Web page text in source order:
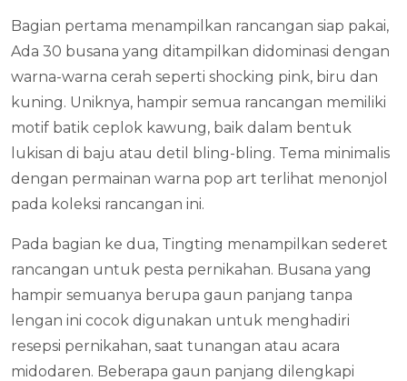
Bagian pertama menampilkan rancangan siap pakai,
Ada 30 busana yang ditampilkan didominasi dengan
warna-warna cerah seperti shocking pink, biru dan
kuning. Uniknya, hampir semua rancangan memiliki
motif batik ceplok kawung, baik dalam bentuk
lukisan di baju atau detil bling-bling. Tema minimalis
dengan permainan warna pop art terlihat menonjol
pada koleksi rancangan ini.
Pada bagian ke dua, Tingting menampilkan sederet
rancangan untuk pesta pernikahan. Busana yang
hampir semuanya berupa gaun panjang tanpa
lengan ini cocok digunakan untuk menghadiri
resepsi pernikahan, saat tunangan atau acara
midodaren. Beberapa gaun panjang dilengkapi